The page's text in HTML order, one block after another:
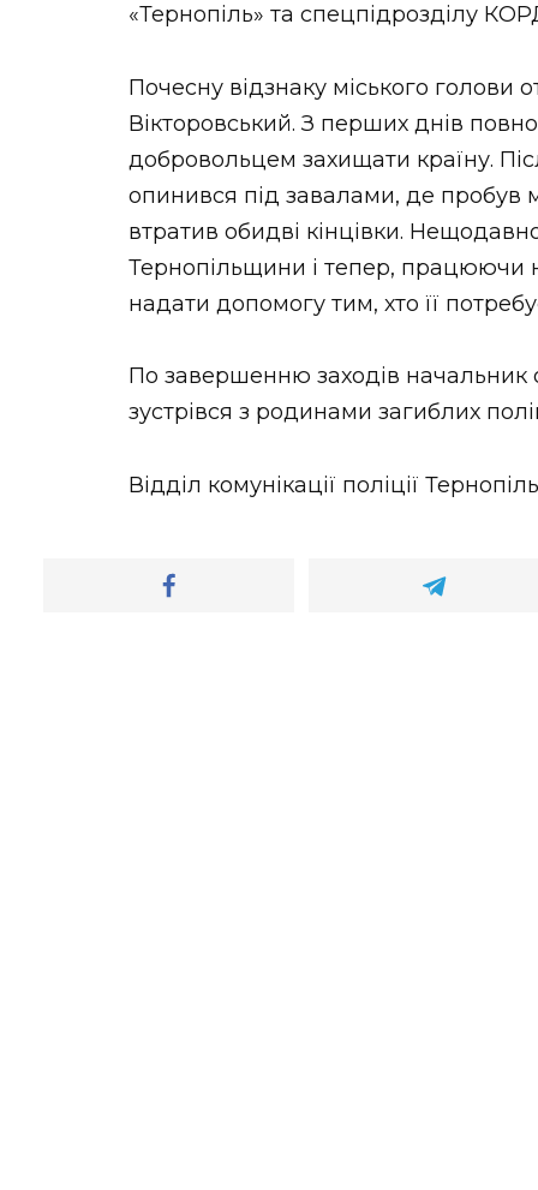
«Тернопіль» та спецпідрозділу
Почесну відзнаку міського голови
Вікторовський. З перших днів
добровольцем захищати країну.
опинився під завалами, де пробув
втратив обидві кінцівки.
Тернопільщини і тепер, працюючи
надати допомогу тим, хто її
По завершенню заходів начальник
зустрівся з родинами загиблих
Відділ комунікації поліції